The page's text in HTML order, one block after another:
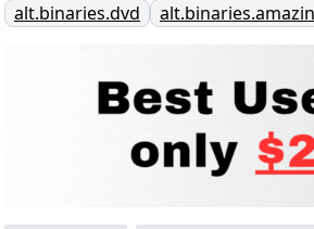
alt.binaries.dvd